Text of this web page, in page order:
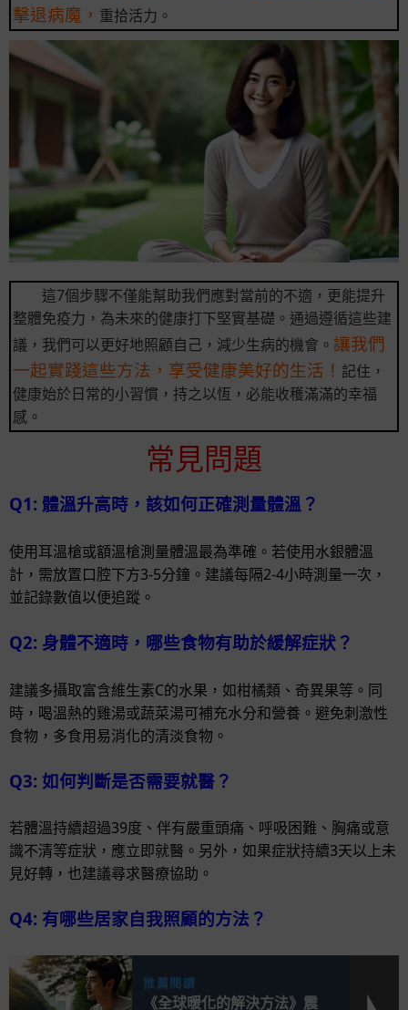
擊退病魔， 重拾活力。
這7個步驟不僅能幫助我們應對當前的不適，更能提升
整體免疫力，為未來的健康打下堅實基礎。通過遵循這些建
議，我們可以更好地照顧自己，減少生病的機會。 讓我們
一起實踐這些方法，享受健康美好的生活！ 記住，
健康始於日常的小習慣，持之以恆，必能收穫滿滿的幸福
感。
常見問題
Q1: 體溫升高時，該如何正確測量體溫？
使用耳溫槍或額溫槍測量體溫最為準確。若使用水銀體溫
計，需放置口腔下方3-5分鐘。建議每隔2-4小時測量一次，
並記錄數值以便追蹤。
Q2: 身體不適時，哪些食物有助於緩解症狀？
建議多攝取富含維生素C的水果，如柑橘類、奇異果等。同
時，喝溫熱的雞湯或蔬菜湯可補充水分和營養。避免刺激性
食物，多食用易消化的清淡食物。
Q3: 如何判斷是否需要就醫？
若體溫持續超過39度、伴有嚴重頭痛、呼吸困難、胸痛或意
識不清等症狀，應立即就醫。另外，如果症狀持續3天以上未
見好轉，也建議尋求醫療協助。
Q4: 有哪些居家自我照顧的方法？
推薦閱讀
《全球暖化的解決方法》震